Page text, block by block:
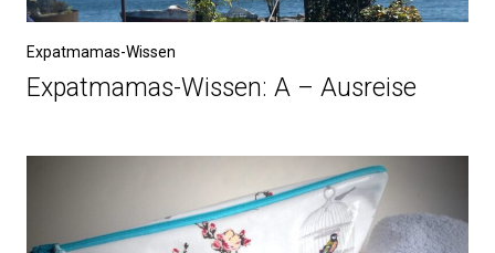
Expatmamas-Wissen
Expatmamas-Wissen: A – Ausreise